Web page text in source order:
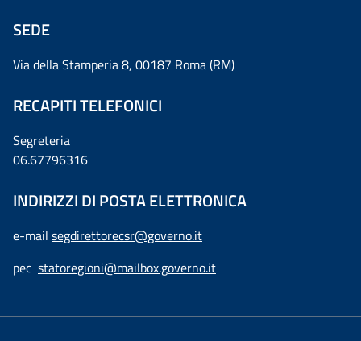
SEDE
Via della Stamperia 8, 00187 Roma (RM)
RECAPITI TELEFONICI
Segreteria
06.67796316
INDIRIZZI DI POSTA ELETTRONICA
e-mail segdirettorecsr@governo.it
pec statoregioni@mailbox.governo.it